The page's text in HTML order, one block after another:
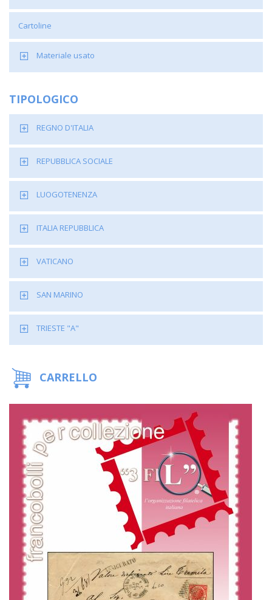
Cartoline
Materiale usato
TIPOLOGICO
REGNO D'ITALIA
REPUBBLICA SOCIALE
LUOGOTENENZA
ITALIA REPUBBLICA
VATICANO
SAN MARINO
TRIESTE "A"
CARRELLO